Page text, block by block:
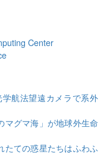
Center
学航法望遠カメラで系外
マグマ海」が地球外生命
たての惑星たちはふわふ